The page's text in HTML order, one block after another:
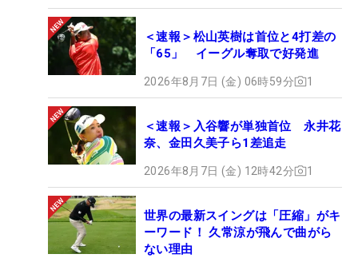
＜速報＞松山英樹は首位と4打差の
「65」 イーグル奪取で好発進
2026年8月7日 (金) 06時59分 1
＜速報＞入谷響が単独首位 永井花
奈、金田久美子ら1差追走
2026年8月7日 (金) 12時42分 1
世界の最新スイングは「圧縮」がキ
ーワード！ 久常涼が飛んで曲がら
ない理由